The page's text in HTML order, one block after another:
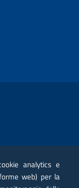
analytics e
web) per la